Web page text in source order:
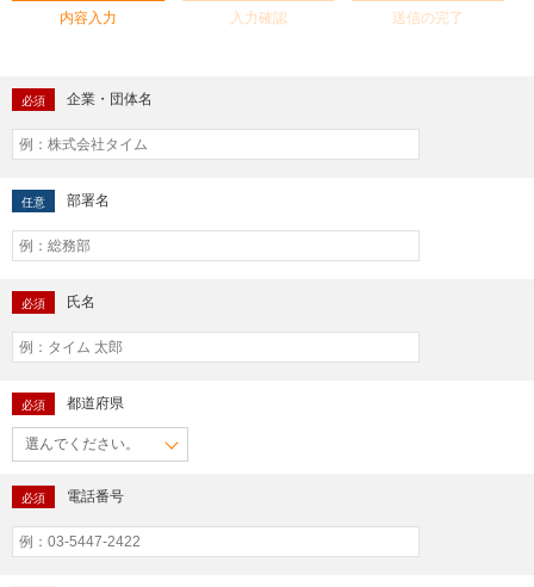
内容入力 入力確認 送信の完了
必須 企業・団体名
任意 部署名
必須 氏名
必須 都道府県
必須 電話番号